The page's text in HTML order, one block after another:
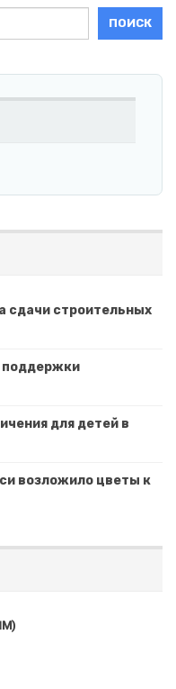
ПОИСК
сдачи строительных
поддержки
для детей в
возложило цветы к